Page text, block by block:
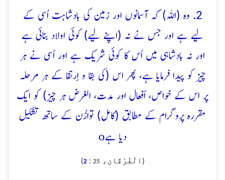
2. وہ (اللہ) کہ آسمانوں اور زمین کی بادشاہت اُسی کے
لیے ہے اور جس نے نہ (اپنے لیے) کوئی اولاد بنائی ہے
اور نہ بادشاہی میں اُس کا کوئی شریک ہے اور اُسی نے ہر
چیز کو پیدا فرمایا ہے، پھر اس (کی بقا و اِرتقا کے ہر مرحلہ
پر اس کے خواص، اَفعال اور مدت، الغرض ہر چیز) کو ایک
مقررہ پروگرام کے مطابق (كامل) توازُن کے ساتھ تشکیل
دیا ہےo
(الْفُرْقَان،25
:
2
)